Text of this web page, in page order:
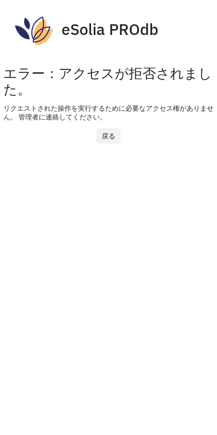
eSolia PROdb
エラー：アクセスが拒否されまし
た。
リクエストされた操作を実行するために必要なアクセス権がありませ
ん。 管理者に連絡してください。
戻る